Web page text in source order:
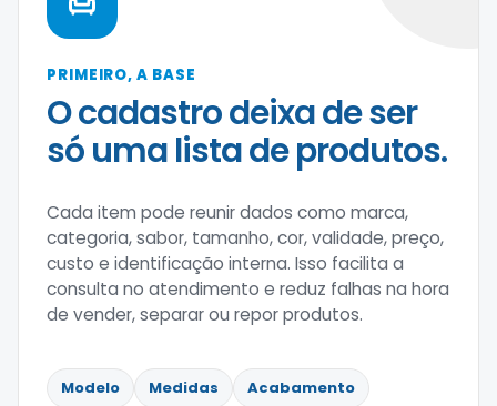
PRIMEIRO, A BASE
O cadastro deixa de ser
só uma lista de produtos.
Cada item pode reunir dados como marca,
categoria, sabor, tamanho, cor, validade, preço,
custo e identificação interna. Isso facilita a
consulta no atendimento e reduz falhas na hora
de vender, separar ou repor produtos.
Modelo Medidas
Acabamento